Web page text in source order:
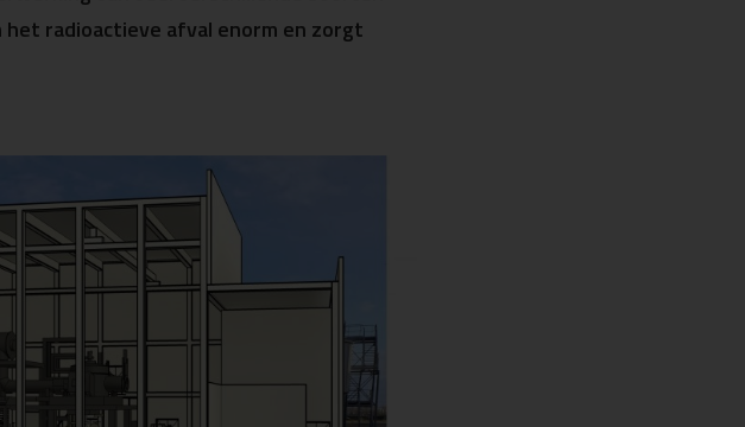
radioactieve afval enorm en zorgt